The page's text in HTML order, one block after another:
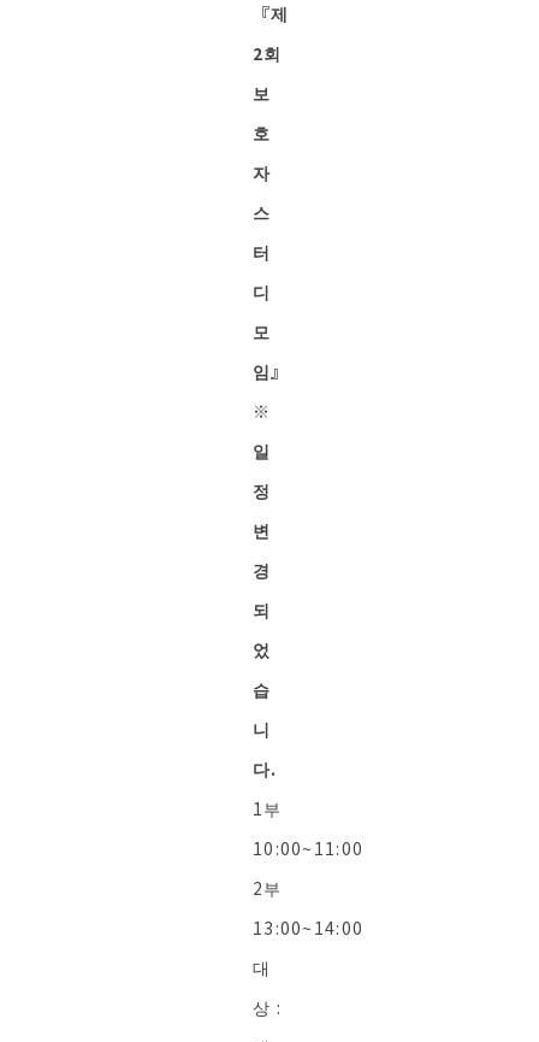
『제
2회
보
호
자
스
터
디
모
임』
※
일
정
변
경
되
었
습
니
다.
1부
10:00~11:00
2부
13:00~14:00
대
상 :